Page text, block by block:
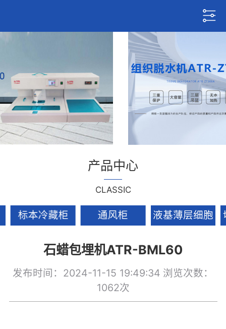
产品中心
CLASSIC
标本冷藏柜 通风柜
液基薄层细胞
石蜡包埋机ATR-BML60
发布时间：2024-11-15 19:49:34 浏览次数：
1062次